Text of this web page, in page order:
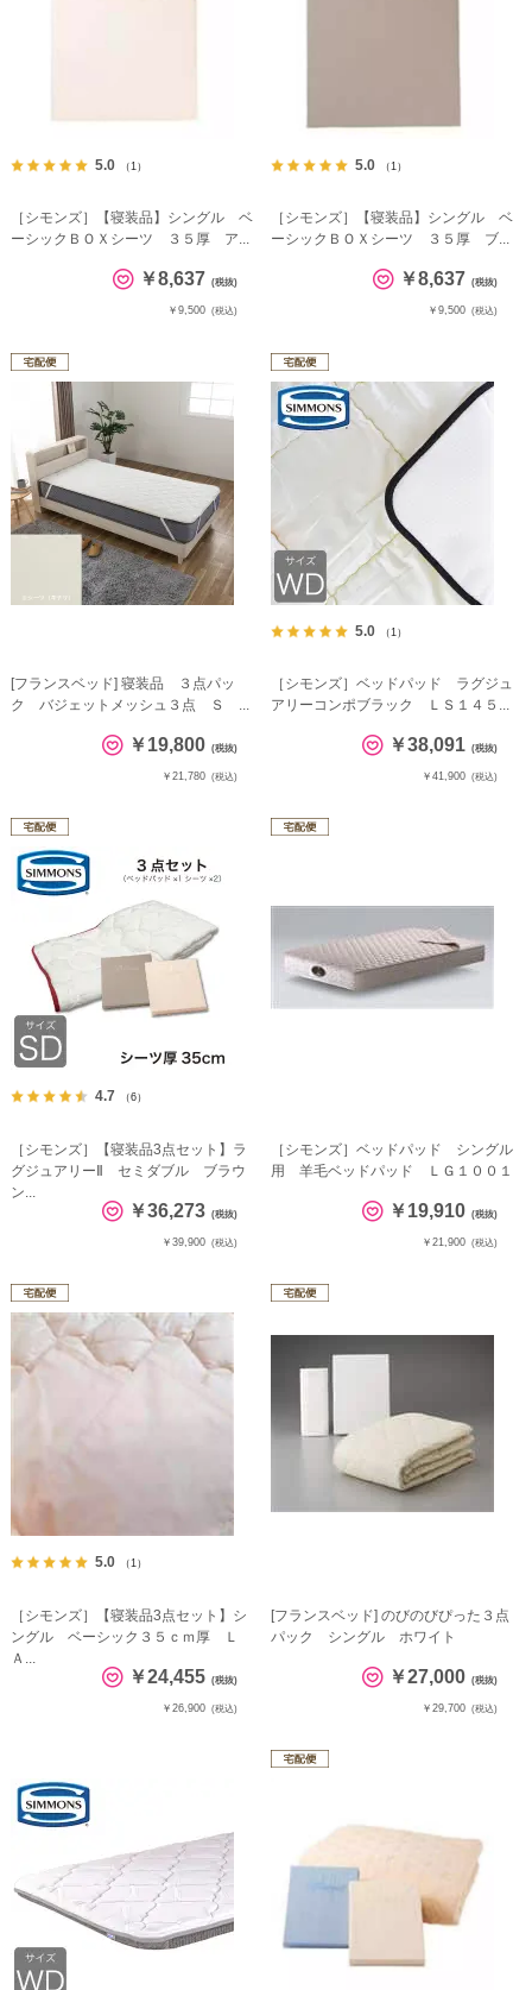
5.0 （1）
［シモンズ］【寝装品】シングル ベ
ーシックＢＯＸシーツ ３５厚 ア...
￥8,637 (税抜)
￥9,500 (税込)
5.0 （1）
［シモンズ］【寝装品】シングル ベ
ーシックＢＯＸシーツ ３５厚 ブ...
￥8,637 (税抜)
￥9,500 (税込)
[フランスベッド] 寝装品 ３点パッ
ク バジェットメッシュ３点 Ｓ ...
￥19,800 (税抜)
￥21,780 (税込)
5.0 （1）
［シモンズ］ベッドパッド ラグジュ
アリーコンポブラック ＬＳ１４５...
￥38,091 (税抜)
￥41,900 (税込)
4.7 （6）
［シモンズ］【寝装品3点セット】ラ
グジュアリーⅡ セミダブル ブラウ
ン...
￥36,273 (税抜)
￥39,900 (税込)
［シモンズ］ベッドパッド シングル
用 羊毛ベッドパッド ＬＧ１００１
￥19,910 (税抜)
￥21,900 (税込)
5.0 （1）
［シモンズ］【寝装品3点セット】シ
ングル ベーシック３５ｃｍ厚 Ｌ
Ａ...
￥24,455 (税抜)
￥26,900 (税込)
[フランスベッド] のびのびぴった３点
パック シングル ホワイト
￥27,000 (税抜)
￥29,700 (税込)